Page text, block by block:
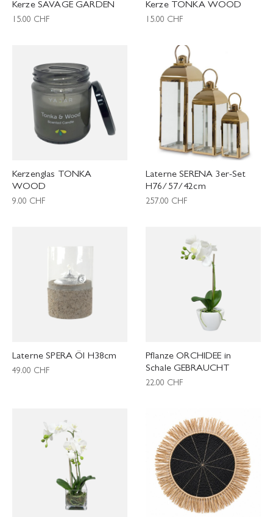
Kerze SAVAGE GARDEN
15.00 CHF
Kerze TONKA WOOD
15.00 CHF
Kerzenglas TONKA
WOOD
9.00 CHF
Laterne SERENA 3er-Set
H76/57/42cm
257.00 CHF
Laterne SPERA Öl H38cm
49.00 CHF
Pflanze ORCHIDEE in
Schale GEBRAUCHT
22.00 CHF